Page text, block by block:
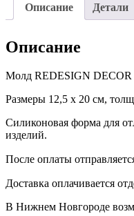
Описание Детали
Описание
Молд REDESIGN
Размеры 12,5 х 20 см,
Силиконовая форма для
изделий.
После оплаты
Доставка оплачивается
В Нижнем Новгороде